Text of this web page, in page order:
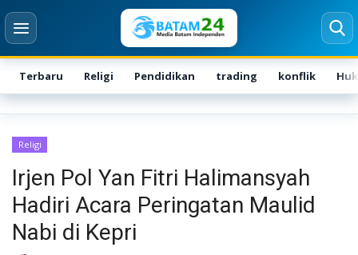
Terbaru Religi Pendidikan trading konflik
Login Register
Karir
Kontak
Religi
Irjen Pol Yan Fitri Halimansyah
Hadiri Acara Peringatan Maulid
Nabi di Kepri